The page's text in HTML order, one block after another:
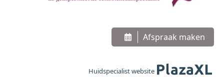
Afspraak maken
Huidspecialist website